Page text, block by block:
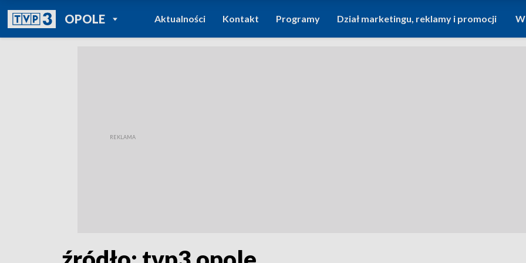
OPOLEPOWRÓT DO
TVP REGIONY
Aktualności Kontakt Programy Dział marketingu, reklamy i promocji